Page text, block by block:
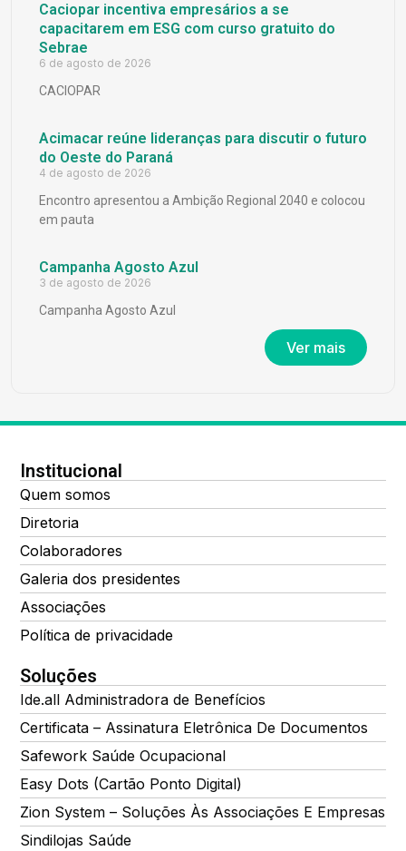
Caciopar incentiva empresários a se
capacitarem em ESG com curso gratuito do
Sebrae
6 de agosto de 2026
CACIOPAR
Acimacar reúne lideranças para discutir o futuro
do Oeste do Paraná
4 de agosto de 2026
Encontro apresentou a Ambição Regional 2040 e colocou
em pauta
Campanha Agosto Azul
3 de agosto de 2026
Campanha Agosto Azul
Ver mais
Institucional
Quem somos
Diretoria
Colaboradores
Galeria dos presidentes
Associações
Política de privacidade
Soluções
Ide.all Administradora de Benefícios
Certificata – Assinatura Eletrônica De Documentos
Safework Saúde Ocupacional
Easy Dots (Cartão Ponto Digital)
Zion System – Soluções Às Associações E Empresas
Sindilojas Saúde